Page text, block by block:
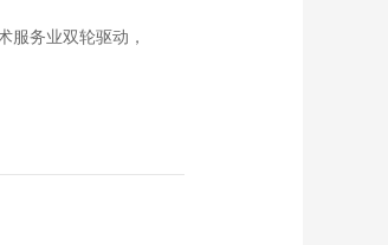
服务业双轮驱动，